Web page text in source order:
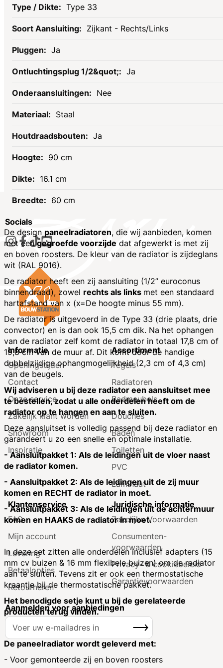
Type 33
Zijkant - Rechts/Links
Ja
Ja
Nee
Staal
Ja
90 cm
16.1 cm
60 cm
De design paneelradiatoren, die wij aanbieden, komen
met eengegroefde voorzijde dat afgewerkt is met zij
en boven roosters. De kleur van de radiator is zijdeglans
wit (RAL 9016).
De radiator heeft een zij aansluiting (1/2” euroconus
binnendraad), zowel rechts als links met een standaard
hartafstand van x (x=De hoogte minus 55 mm).
De radiator is uitgevoerd in de Type 33 (drie plaats, drie
convector) en is dan ook 15,5 cm dik. Na het ophangen
van de radiator zelf komt de radiator in totaal 17,8 cm of
19,8 cm van de muur af. Dit komt door de handige
dubbelzijdige ophangmogelijkheid (2,3 cm of 4,3 cm)
van de beugels.
Wij adviseren u bij deze radiator een aansluitset mee
te bestellen, zodat u alle onderdelen heeft om de
radiator op te hangen en aan te sluiten.
Deze aansluitset is volledig passend bij deze radiator en
garandeert u zo een snelle en optimale installatie.
- Aansluitpakket 1: Als de leidingen uit de vloer naast
de radiator komen.
- Aansluitpakket 2: Als de leidingen uit de zij muur
komen en RECHT de radiator in moet.
- Aansluitpakket 3: Als de leidingen uit de achtermuur
komen en HAAKS de radiator in moet.
In deze set zitten alle onderdelen inclusief adapters (15
mm cv buizen & 16 mm flexibele buizen) om de radiator
aan te sluiten. Tevens zit er ook een thermostatische
kraantje bij de thermostatische pakket.
Het benodigde setje kunt u bij de gerelateerde
producten terug vinden.
De paneelradiator wordt geleverd met:
- Voor gemonteerde zij en boven roosters
Socials
Informatie
Openingstijden
Contact
Onze service
Zakelijk klant worden
Showroom
Inspiratie
Assortiment
Tegels
Radiatoren
Badmeubels
Douches
Baden
Toiletten
PVC
Laminaat
Klantenservice
FAQ
Mijn account
Levering
Betaalopties
Retourneren
Juridische informatie
Zakelijke Voorwaarden
Consumenten­
voorwaarden
Privacy- & cookiebeleid
Garantie­voorwaarden
Aanmelden voor aanbiedingen
A
o
Inschrijven